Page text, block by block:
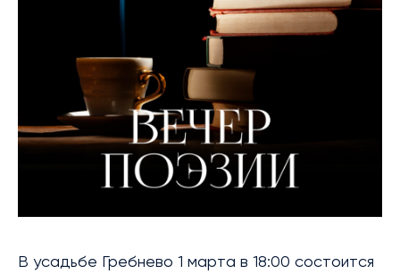
ГАЛЕРЕЯ
МЕРОПРИЯТИЯ
УСЛУГИ
БЛАГОТВОРИТЕЛЬНОСТЬ
КОНТАКТЫ
В усадьбе Гребнево 1 марта в 18:00 состоится